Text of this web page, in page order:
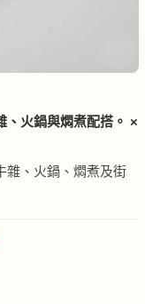
、火鍋與燜煮配搭。 ×
雜、火鍋、燜煮及街